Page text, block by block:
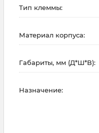
Тип клеммы:
Материал корпуса:
Габариты, мм (Д*Ш*В):
Назначение: